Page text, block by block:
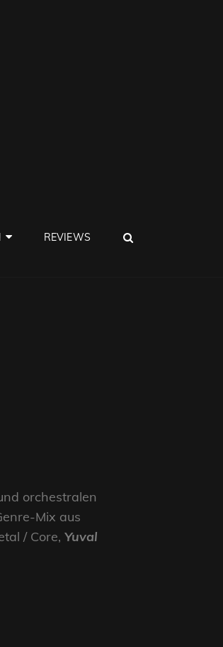
REVIEWS
orchestralen
Mix aus
/ Core, Yuval